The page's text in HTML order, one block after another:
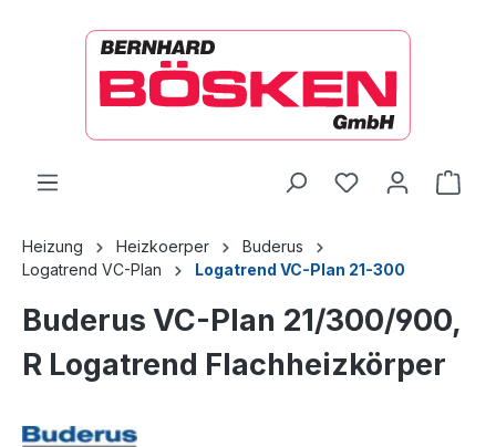
Heizung Heizkoerper
Buderus
Logatrend VC-Plan
Logatrend VC-Plan 21-300
Buderus VC-Plan 21/300/900,
R Logatrend Flachheizkörper